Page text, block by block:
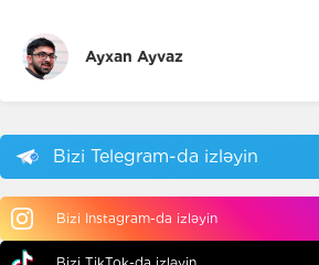
Ayxan Ayvaz
Bizi Telegram-da izləyin
Bizi Instagram-da izləyin